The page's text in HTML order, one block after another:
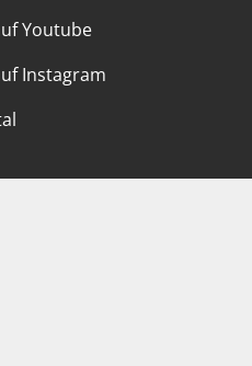
Youtube
Instagram